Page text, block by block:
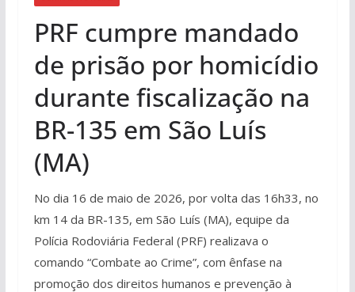
PRF cumpre mandado
de prisão por homicídio
durante fiscalização na
BR-135 em São Luís
(MA)
No dia 16 de maio de 2026, por volta das 16h33, no
km 14 da BR-135, em São Luís (MA), equipe da
Polícia Rodoviária Federal (PRF) realizava o
comando “Combate ao Crime”, com ênfase na
promoção dos direitos humanos e prevenção à